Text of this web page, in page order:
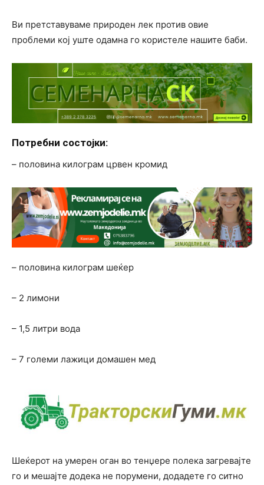
Ви претставуваме природен лек против овие
проблеми кој уште одамна го користеле нашите баби.
Потребни состојки:
– половина килограм црвен кромид
– половина килограм шеќер
– 2 лимони
– 1,5 литри вода
– 7 големи лажици домашен мед
Шеќерот на умерен оган во тенџере полека загревајте
го и мешајте додека не порумени, додадете го ситно